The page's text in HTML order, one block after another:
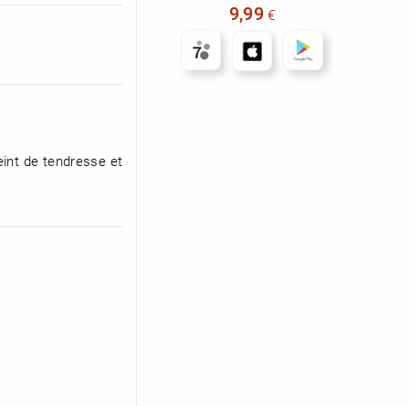
de tendresse et
9,99 €